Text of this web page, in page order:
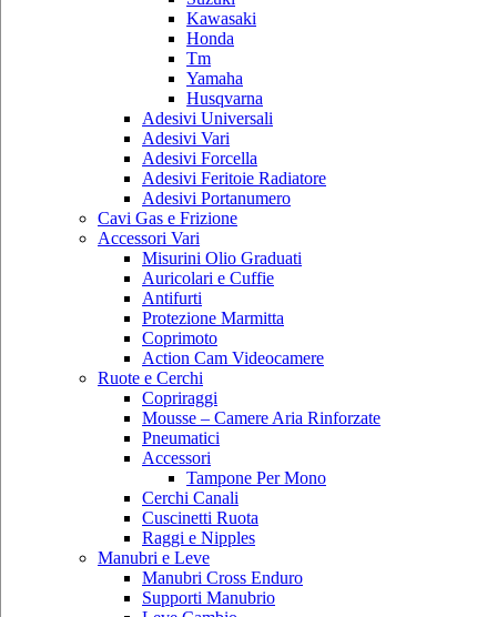
Kawasaki
Honda
Tm
Yamaha
Husqvarna
Adesivi Universali
Adesivi Vari
Adesivi Forcella
Adesivi Feritoie Radiatore
Adesivi Portanumero
Cavi Gas e Frizione
Accessori Vari
Misurini Olio Graduati
Auricolari e Cuffie
Antifurti
Protezione Marmitta
Coprimoto
Action Cam Videocamere
Ruote e Cerchi
Copriraggi
Mousse – Camere Aria Rinforzate
Pneumatici
Accessori
Tampone Per Mono
Cerchi Canali
Cuscinetti Ruota
Raggi e Nipples
Manubri e Leve
Manubri Cross Enduro
Supporti Manubrio